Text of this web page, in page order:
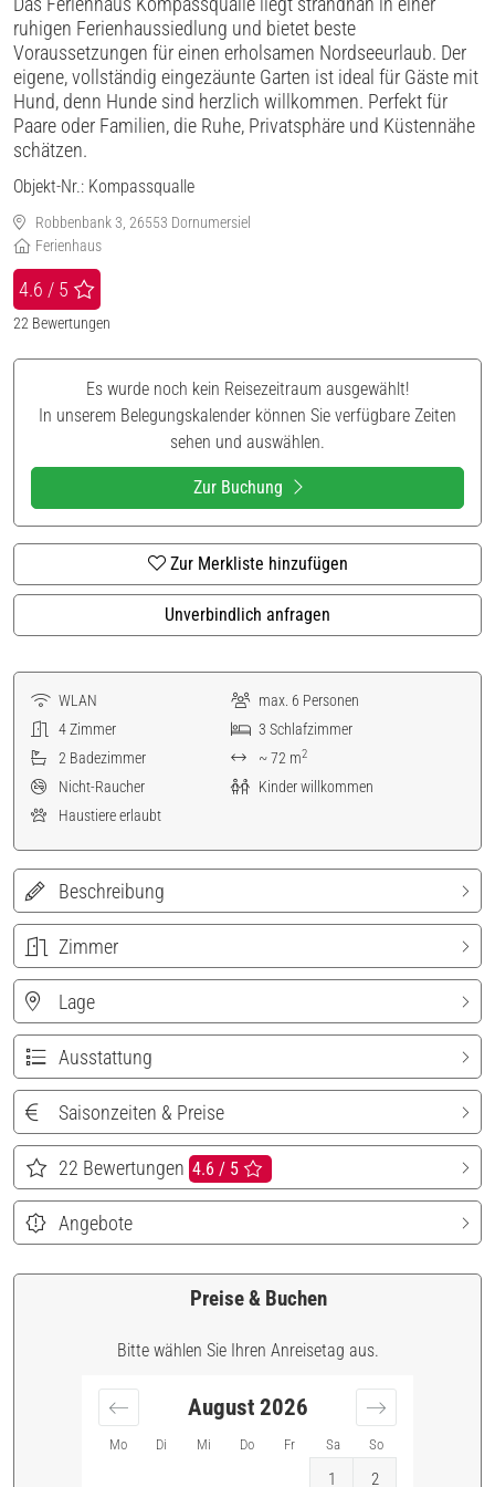
Das Ferienhaus Kompassqualle liegt strandnah in einer
ruhigen Ferienhaussiedlung und bietet beste
Voraussetzungen für einen erholsamen Nordseeurlaub. Der
eigene, vollständig eingezäunte Garten ist ideal für Gäste mit
Hund, denn Hunde sind herzlich willkommen. Perfekt für
Paare oder Familien, die Ruhe, Privatsphäre und Küstennähe
schätzen.
Objekt-Nr.: Kompassqualle
Robbenbank 3, 26553 Dornumersiel
Ferienhaus
4.6 / 5
22 Bewertungen
Es wurde noch kein Reisezeitraum ausgewählt!
In unserem Belegungskalender können Sie verfügbare Zeiten
sehen und auswählen.
Zur Buchung
Zur Merkliste hinzufügen
Unverbindlich anfragen
WLAN max. 6 Personen
4Zimmer 3Schlafzimmer
2 Badezimmer ~ 72 m2
Nicht-Raucher
Kinder willkommen
Haustiere erlaubt
Beschreibung
Zimmer
Lage
Ausstattung
Saisonzeiten & Preise
22 Bewertungen 4.6 / 5
Angebote
Preise & Buchen
Bitte wählen Sie Ihren Anreisetag aus.
Mo Di Mi Do Fr Sa So
August 2026
1 2